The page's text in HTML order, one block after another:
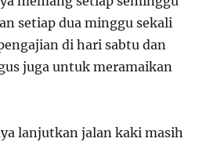
setiap dua minggu sekali
di hari sabtu dan
juga untuk meramaikan
lanjutkan jalan kaki masih